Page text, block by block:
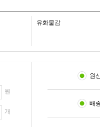
유화물감
원
개
원
배